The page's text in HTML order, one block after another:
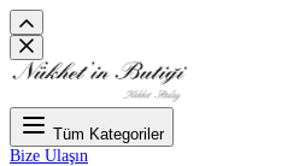
Tüm Kategoriler
Bize Ulaşın